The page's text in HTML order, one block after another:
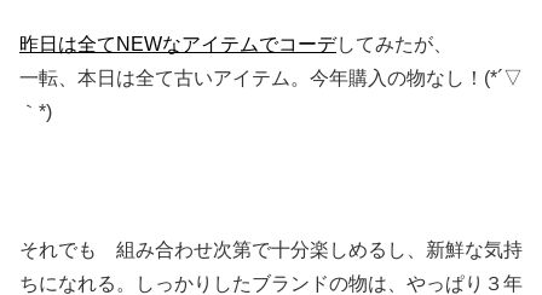
昨日は全てNEWなアイテムでコーデしてみたが、
一転、本日は全て古いアイテム。今年購入の物なし！(*´▽
｀*)
それでも 組み合わせ次第で十分楽しめるし、新鮮な気持
ちになれる。しっかりしたブランドの物は、やっぱり３年